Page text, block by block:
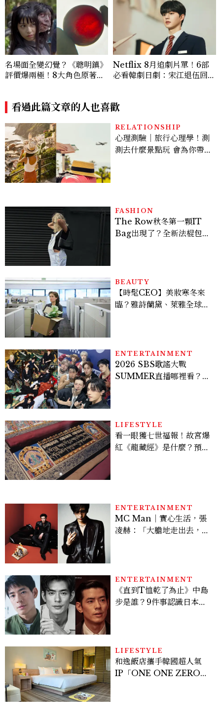
名場面全變幻覺？《聰明鎮》
評價爆兩極！8大角色原著差
玉果邏輯翻車
Netflix 8月追劇片單！6部
必看韓劇日劇：宋江退伍回歸
看過此篇文章的人也喜歡
RELATIONSHIP
心理測驗｜旅行心理學！測
測去什麼景點玩 會為你帶來
FASHION
The Row秋冬第一顆IT
Bag出現了？全新法棍包
BEAUTY
【時髦CEO】美妝寒冬來
臨？雅詩蘭黛、萊雅全球裁
ENTERTAINMENT
2026 SBS歌謠大戰
SUMMER直播哪裡看？
LIFESTYLE
看一眼獲七世福報！故宮爆
紅《龍藏經》是什麼？預約
ENTERTAINMENT
MC Man｜實心生活，張
凌赫：「大膽地走出去，不
ENTERTAINMENT
《直到T恤乾了為止》中島
步是誰？9件事認識日本
LIFESTYLE
和逸飯店攜手韓國超人氣
IP「ONE ONE ZERO